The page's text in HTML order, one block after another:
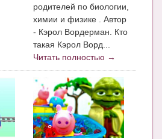
родителей по биологии,
химии и физике . Автор
- Кэрол Вордерман. Кто
такая Кэрол Ворд...
Читать полностью →